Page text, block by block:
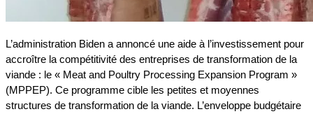
L’administration Biden a annoncé une aide à l’investissement pour
accroître la compétitivité des entreprises de transformation de la
viande : le « Meat and Poultry Processing Expansion Program »
(MPPEP). Ce programme cible les petites et moyennes
structures de transformation de la viande. L’enveloppe budgétaire